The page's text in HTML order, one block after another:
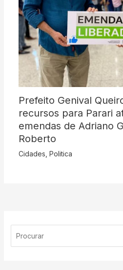
Prefeito Genival
recursos para Parari
emendas de Adriano
Roberto
Cidades Politica